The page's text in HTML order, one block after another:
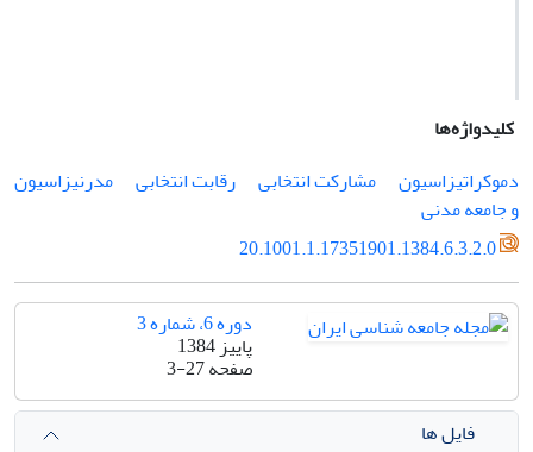
کلیدواژه‌ها
دموکراتیزاسیون
مشارکت انتخابی رقابت انتخابی
مدرنیزاسیون
و جامعه مدنی
20.1001.1.17351901.1384.6.3.2.0
دوره 6، شماره 3
پاییز 1384
صفحه3-27
فایل ها